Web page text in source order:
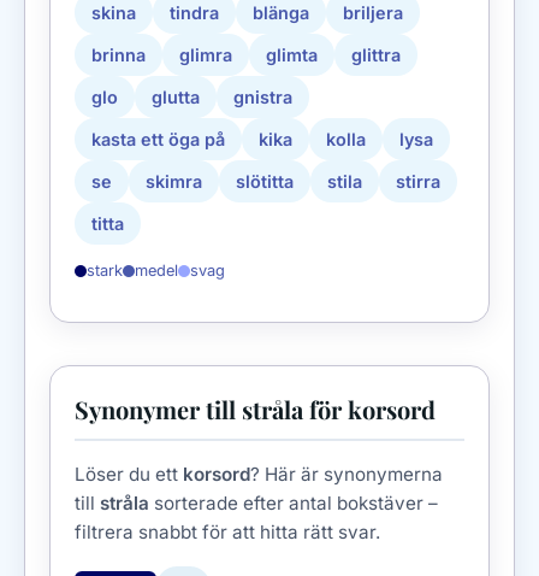
skina tindra blänga briljera
brinna glimra glimta glittra
glo glutta gnistra
kasta ett öga på kika kolla lysa
se skimra slötitta stila stirra
titta
stark medel svag
Synonymer till stråla för korsord
Löser du ett korsord? Här är synonymerna
till stråla sorterade efter antal bokstäver –
filtrera snabbt för att hitta rätt svar.